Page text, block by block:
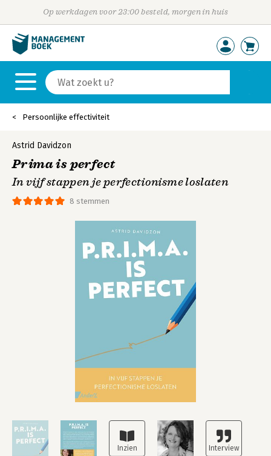
Op werkdagen voor 23:00 besteld, morgen in huis
Persoonlijke effectiviteit
8 stemmen
Astrid Davidzon
Prima is perfect
In vijf stappen je perfectionisme loslaten